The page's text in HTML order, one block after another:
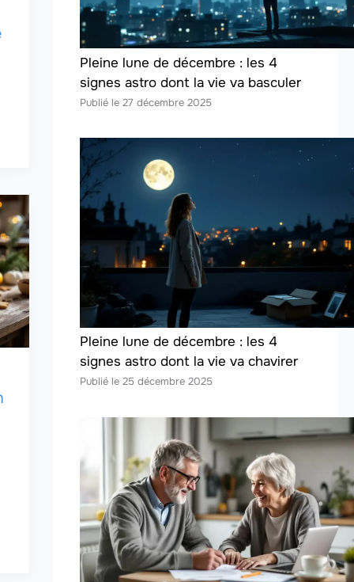
Pleine lune de décembre : les 4
signes astro dont la vie va basculer
27 décembre 2025
Pleine lune de décembre : les 4
signes astro dont la vie va chavirer
25 décembre 2025